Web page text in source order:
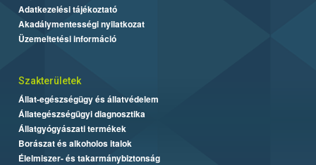
Adatkezelési tájékoztató
Akadálymentességi nyilatkozat
Üzemeltetési információ
Szakterületek
Állat-egészségügy és állatvédelem
Állategészségügyi diagnosztika
Állatgyógyászati termékek
Borászat és alkoholos italok
Élelmiszer- és takarmánybiztonság